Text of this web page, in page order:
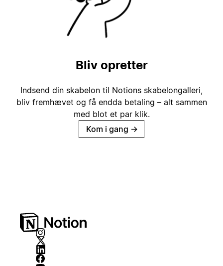
Bliv opretter
Indsend din skabelon til Notions skabelongalleri,
bliv fremhævet og få endda betaling – alt sammen
med blot et par klik.
Kom i gang →